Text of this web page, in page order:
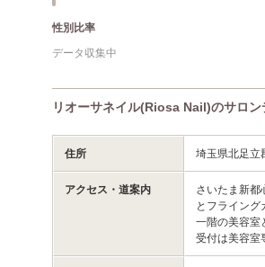
性別比率
データ収集中
リオーサネイル(Riosa Nail)のサロン
住所 埼玉県北足立
アクセス・道案内
さいたま新都
とフライング
一階の美容室
受付は美容室